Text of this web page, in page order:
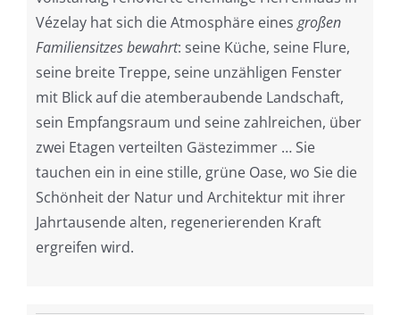
Vézelay hat sich die Atmosphäre eines großen
Familiensitzes bewahrt: seine Küche, seine Flure,
seine breite Treppe, seine unzähligen Fenster
mit Blick auf die atemberaubende Landschaft,
sein Empfangsraum und seine zahlreichen, über
zwei Etagen verteilten Gästezimmer … Sie
tauchen ein in eine stille, grüne Oase, wo Sie die
Schönheit der Natur und Architektur mit ihrer
Jahrtausende alten, regenerierenden Kraft
ergreifen wird.